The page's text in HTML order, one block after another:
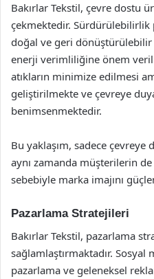
Bakırlar Tekstil, çevre dostu
çekmektedir.
doğal ve geri dönüştürülebilir
enerji verimliliğine önem
atıkların minimize edilmesi
geliştirilmekte ve çevreye
benimsenmektedir.
Bu yaklaşım, sadece çevreye
aynı zamanda müşterilerin
sebebiyle marka imajını
Pazarlama Stratejileri
Bakırlar Tekstil, pazarlama
sağlamlaştırmaktadır.
pazarlama ve geleneksel